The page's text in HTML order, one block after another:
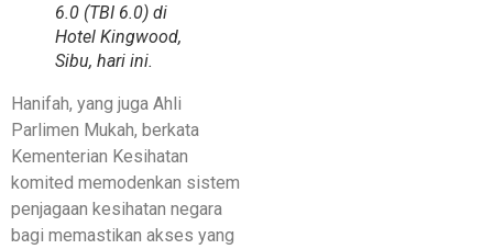
6.0 (TBI 6.0) di
Hotel Kingwood,
Sibu, hari ini.
Hanifah, yang juga Ahli
Parlimen Mukah, berkata
Kementerian Kesihatan
komited memodenkan sistem
penjagaan kesihatan negara
bagi memastikan akses yang